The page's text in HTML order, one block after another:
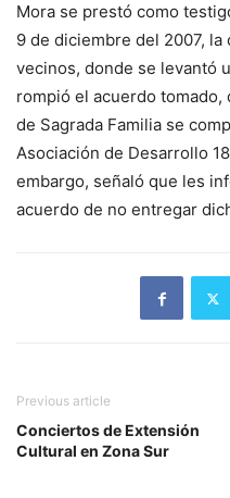
Mora se prestó como
9 de diciembre del 2007,
vecinos, donde se levantó
rompió el acuerdo tomado,
de Sagrada Familia se
Asociación de Desarrollo
embargo, señaló que les
acuerdo de no entregar
Previous article
Conciertos de Extensión
Cultural en Zona Sur